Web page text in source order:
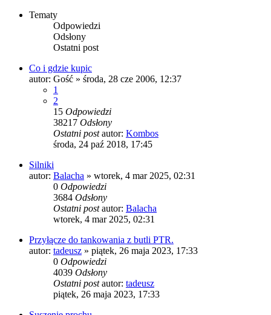
Tematy
Odpowiedzi
Odsłony
Ostatni post
Co i gdzie kupic
autor: Gość » środa, 28 cze 2006, 12:37
1
2
15 Odpowiedzi
38217 Odsłony
Ostatni postautor: Kombos
środa, 24 paź 2018, 17:45
Silniki
autor: Balacha » wtorek, 4 mar 2025, 02:31
0 Odpowiedzi
3684 Odsłony
Ostatni postautor: Balacha
wtorek, 4 mar 2025, 02:31
Przyłącze do tankowania z butli PTR.
autor: tadeusz » piątek, 26 maja 2023, 17:33
0 Odpowiedzi
4039 Odsłony
Ostatni postautor: tadeusz
piątek, 26 maja 2023, 17:33